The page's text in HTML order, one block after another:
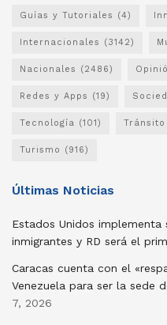
Guías y Tutoriales (4)
Internacionales (3142)
Nacionales (2486)
Redes y Apps (19)
Tecnología (101)
Turismo (916)
Últimas Noticias
Estados Unidos
inmigrantes y RD será el
Caracas cuenta con el
Venezuela para ser la sede
7, 2026